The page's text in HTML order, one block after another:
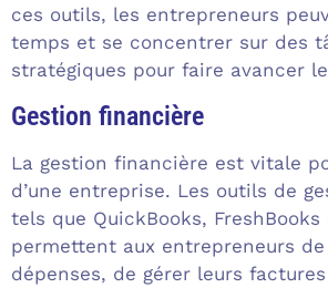
ces outils, les entrepreneurs
temps et se concentrer sur des
stratégiques pour faire avancer
Gestion financière
La gestion financière est vitale
d’une entreprise. Les outils de
tels que QuickBooks, FreshBooks
permettent aux entrepreneurs
dépenses, de gérer leurs